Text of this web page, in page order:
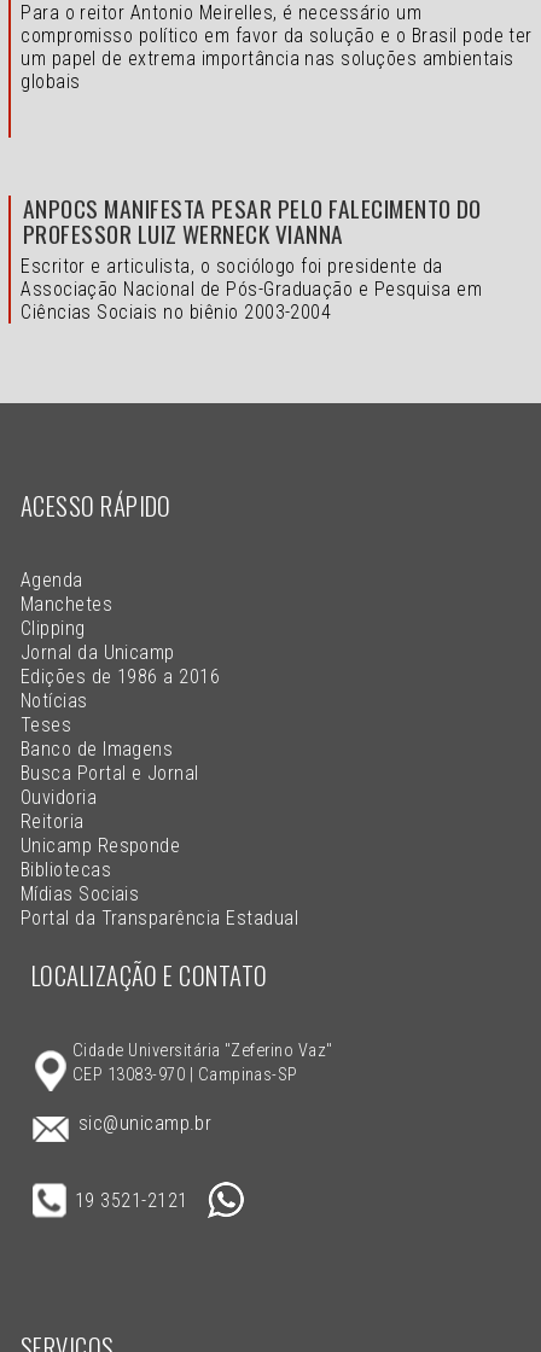
Para o reitor Antonio Meirelles, é necessário um
compromisso político em favor da solução e o Brasil pode ter
um papel de extrema importância nas soluções ambientais
globais
ANPOCS MANIFESTA PESAR PELO FALECIMENTO DO
PROFESSOR LUIZ WERNECK VIANNA
Escritor e articulista, o sociólogo foi presidente da
Associação Nacional de Pós-Graduação e Pesquisa em
Ciências Sociais no biênio 2003-2004
ACESSO RÁPIDO
Agenda
Manchetes
Clipping
Jornal da Unicamp
Edições de 1986 a 2016
Notícias
Teses
Banco de Imagens
Busca Portal e Jornal
Ouvidoria
Reitoria
Unicamp Responde
Bibliotecas
Mídias Sociais
Portal da Transparência Estadual
LOCALIZAÇÃO E CONTATO
Cidade Universitária "Zeferino Vaz"
CEP 13083-970 | Campinas-SP
sic@unicamp.br
19 3521-2121